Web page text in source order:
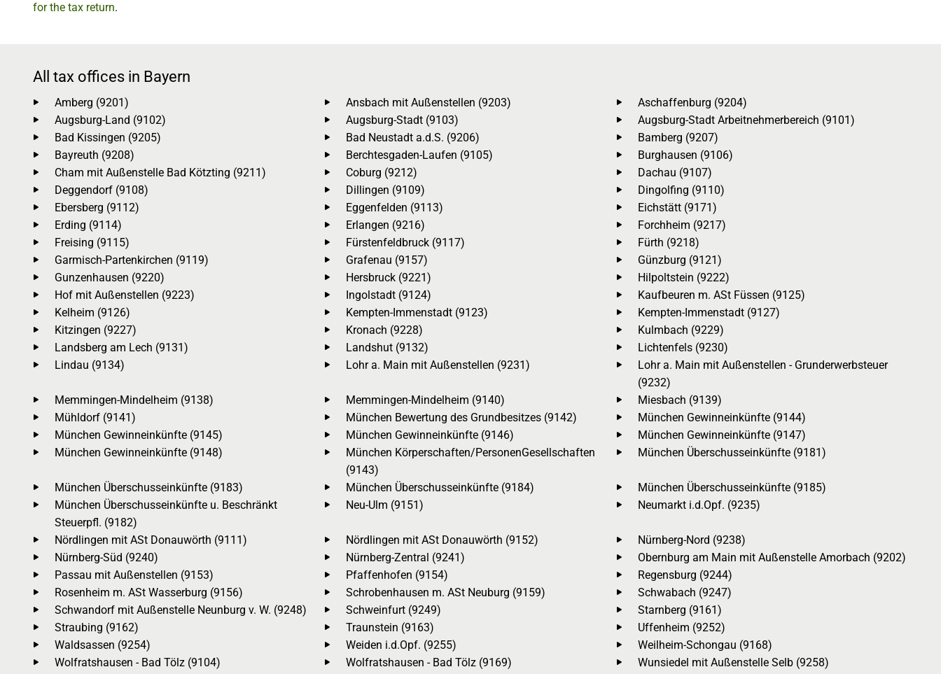
for the tax return.
All tax offices in Bayern
Amberg (9201) Ansbach mit Außenstellen (9203)
Aschaffenburg (9204)
Augsburg-Land (9102)
Augsburg-Stadt (9103)
Augsburg-Stadt Arbeitnehmerbereich (9101)
Bad Kissingen (9205)
Bad Neustadt a.d.S. (9206)
Bamberg (9207)
Bayreuth (9208)
Berchtesgaden-Laufen (9105)
Burghausen (9106)
Cham mit Außenstelle Bad Kötzting (9211)
Coburg (9212)
Dachau (9107)
Deggendorf (9108)
Dillingen (9109)
Dingolfing (9110)
Ebersberg (9112)
Eggenfelden (9113)
Eichstätt (9171)
Erding (9114)
Erlangen (9216)
Forchheim (9217)
Freising (9115)
Fürstenfeldbruck (9117)
Fürth (9218)
Garmisch-Partenkirchen (9119)
Grafenau (9157)
Günzburg (9121)
Gunzenhausen (9220)
Hersbruck (9221)
Hilpoltstein (9222)
Hof mit Außenstellen (9223)
Ingolstadt (9124)
Kaufbeuren m. ASt Füssen (9125)
Kelheim (9126)
Kempten-Immenstadt (9123)
Kempten-Immenstadt (9127)
Kitzingen (9227)
Kronach (9228)
Kulmbach (9229)
Landsberg am Lech (9131)
Landshut (9132)
Lichtenfels (9230)
Lindau (9134)
Lohr a. Main mit Außenstellen (9231)
Lohr a. Main mit Außenstellen - Grunderwerbsteuer
(9232)
Memmingen-Mindelheim (9138)
Memmingen-Mindelheim (9140)
Miesbach (9139)
Mühldorf (9141)
München Bewertung des Grundbesitzes (9142)
München Gewinneinkünfte (9144)
München Gewinneinkünfte (9145)
München Gewinneinkünfte (9146)
München Gewinneinkünfte (9147)
München Gewinneinkünfte (9148)
München Körperschaften/PersonenGesellschaften
(9143)
München Überschusseinkünfte (9181)
München Überschusseinkünfte (9183) München Überschusseinkünfte (9184)
München Überschusseinkünfte (9185)
München Überschusseinkünfte u. Beschränkt
Steuerpfl. (9182)
Neu-Ulm (9151) Neumarkt i.d.Opf. (9235)
Nördlingen mit ASt Donauwörth (9111) Nördlingen mit ASt Donauwörth (9152)
Nürnberg-Nord (9238)
Nürnberg-Süd (9240)
Nürnberg-Zentral (9241)
Obernburg am Main mit Außenstelle Amorbach (9202)
Passau mit Außenstellen (9153)
Pfaffenhofen (9154)
Regensburg (9244)
Rosenheim m. ASt Wasserburg (9156)
Schrobenhausen m. ASt Neuburg (9159)
Schwabach (9247)
Schwandorf mit Außenstelle Neunburg v. W. (9248)
Schweinfurt (9249)
Starnberg (9161)
Straubing (9162)
Traunstein (9163)
Uffenheim (9252)
Waldsassen (9254)
Weiden i.d.Opf. (9255)
Weilheim-Schongau (9168)
Wolfratshausen - Bad Tölz (9104)
Wolfratshausen - Bad Tölz (9169)
Wunsiedel mit Außenstelle Selb (9258)